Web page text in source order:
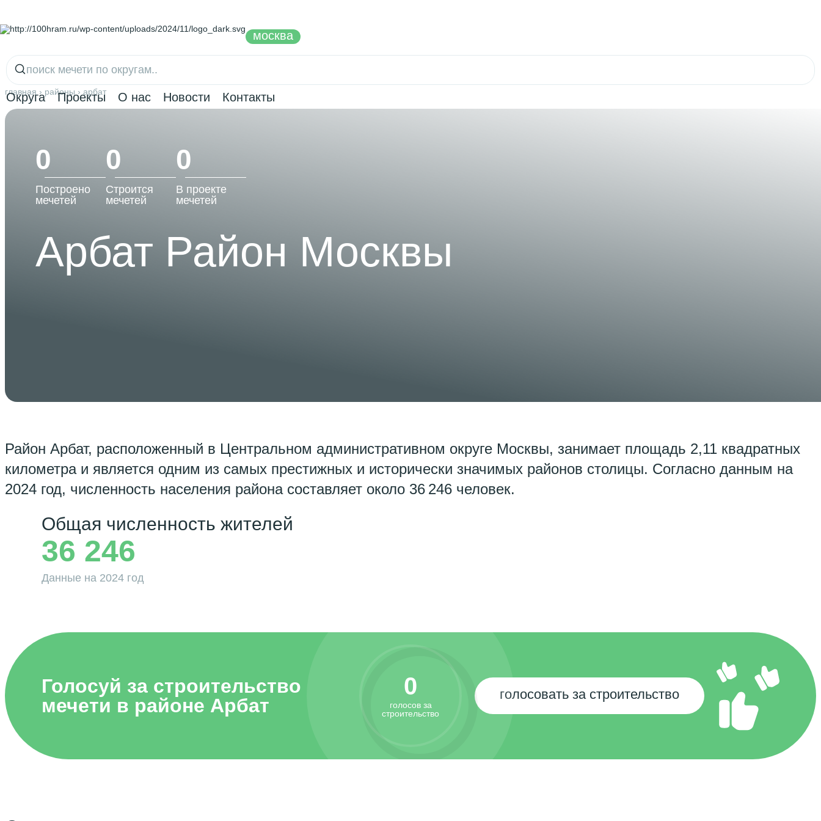
москва
Округа Проекты О нас Новости Контакты
главная › районы › арбат
0
Построено
мечетей
0
Строится
мечетей
0
В проекте
мечетей
Арбат Район Москвы
Район Арбат, расположенный в Центральном административном округе Москвы, занимает площадь 2,11 квадратных
километра и является одним из самых престижных и исторически значимых районов столицы. Согласно данным на
2024 год, численность населения района составляет около 36 246 человек.
Общая численность жителей
36 246
Данные на 2024 год
Голосуй за строительство
мечети в районе Арбат
0
голосов за
строительство
голосовать за строительство